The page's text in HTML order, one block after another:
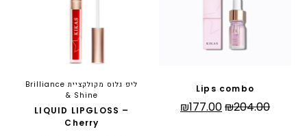
Lips combo
₪204.00
המחיר ₪177.00 המחיר
ליפ גלוס מקולקציית Brilliance
& Shine
LIQUID LIPGLOSS –
Cherry